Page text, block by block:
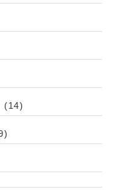
(14)